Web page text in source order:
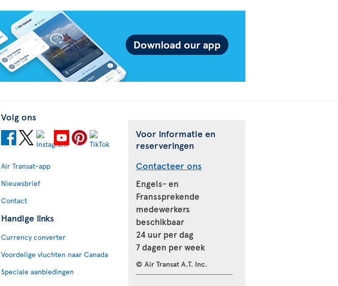
Volg ons
Air Transat-app
Nieuwsbrief
Contact
Handige links
Currency converter
Voordelige vluchten naar Canada
Speciale aanbiedingen
Voor informatie en
reserveringen
Contacteer ons
Engels- en
Franssprekende
medewerkers
beschikbaar
24 uur per dag
7 dagen per week
© Air Transat A.T. Inc.